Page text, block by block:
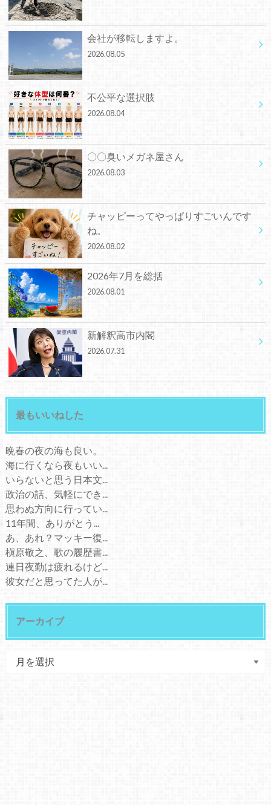
会社が移転しますよ。
2026.08.05
不公平な選択肢
2026.08.04
〇〇臭いメガネ屋さん
2026.08.03
チャッピーってやっぱりすごいんです
ね。
2026.08.02
2026年7月を総括
2026.08.01
新解釈高市内閣
2026.07.31
最もいいねした
晩春の夜の海も良い。
海に行くなら夜もいい...
いらないと思う日本文...
政治の話、気軽にでき...
思わぬ方向に行ってい...
11年間、ありがとう...
あ、あれ？マッキー復...
槇原敬之、歌の履歴書...
連日夜勤は疲れるけど...
彼女だと思ってた人が...
アーカイブ